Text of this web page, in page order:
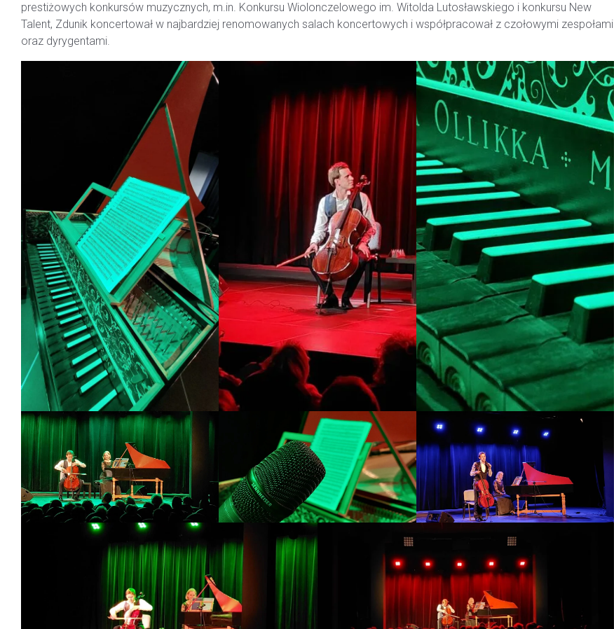
prestiżowych konkursów muzycznych, m.in. Konkursu Wiolonczelowego im. Witolda Lutosławskiego i konkursu New
Talent, Zdunik koncertował w najbardziej renomowanych salach koncertowych i współpracował z czołowymi zespołami
oraz dyrygentami.